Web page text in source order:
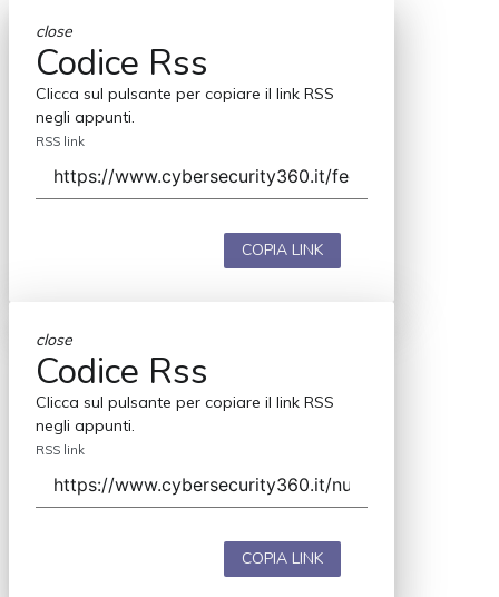
close
Codice Rss
Clicca sul pulsante per copiare il link RSS
negli appunti.
RSS link
COPIA LINK
close
Codice Rss
Clicca sul pulsante per copiare il link RSS
negli appunti.
RSS link
COPIA LINK